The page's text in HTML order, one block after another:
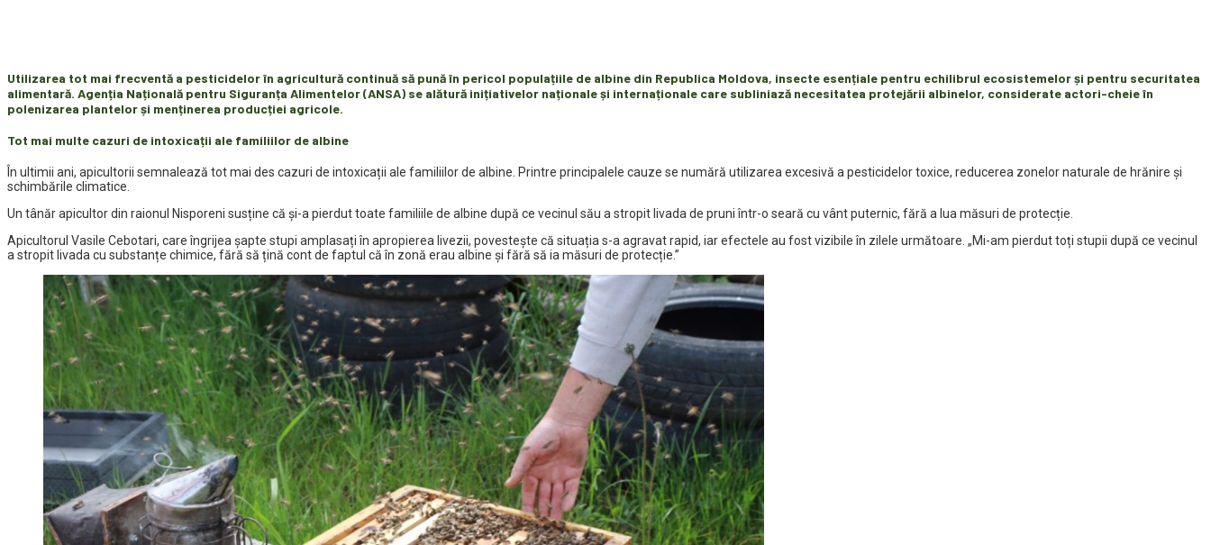
Utilizarea tot mai frecventă a pesticidelor în agricultură continuă să pună în pericol populațiile de albine din Republica Moldova, insecte esențiale pentru echilibrul ecosistemelor și pentru securitatea
alimentară. Agenția Națională pentru Siguranța Alimentelor (ANSA) se alătură inițiativelor naționale și internaționale care subliniază necesitatea protejării albinelor, considerate actori-cheie în
polenizarea plantelor și menținerea producției agricole.
Tot mai multe cazuri de intoxicații ale familiilor de albine
În ultimii ani, apicultorii semnalează tot mai des cazuri de intoxicații ale familiilor de albine. Printre principalele cauze se numără utilizarea excesivă a pesticidelor toxice, reducerea zonelor naturale de hrănire și
schimbările climatice.
Un tânăr apicultor din raionul Nisporeni susține că și-a pierdut toate familiile de albine după ce vecinul său a stropit livada de pruni într-o seară cu vânt puternic, fără a lua măsuri de protecție.
Apicultorul Vasile Cebotari, care îngrijea șapte stupi amplasați în apropierea livezii, povestește că situația s-a agravat rapid, iar efectele au fost vizibile în zilele următoare. „Mi-am pierdut toți stupii după ce vecinul
a stropit livada cu substanțe chimice, fără să țină cont de faptul că în zonă erau albine și fără să ia măsuri de protecție.”